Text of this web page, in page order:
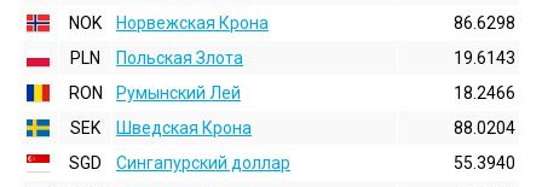
NOK
Норвежская Крона
86.6298
PLN
Польская Злота
19.6143
RON
Румынский Лей
18.2466
SEK
Шведская Крона
88.0204
SGD
Сингапурский доллар
55.3940